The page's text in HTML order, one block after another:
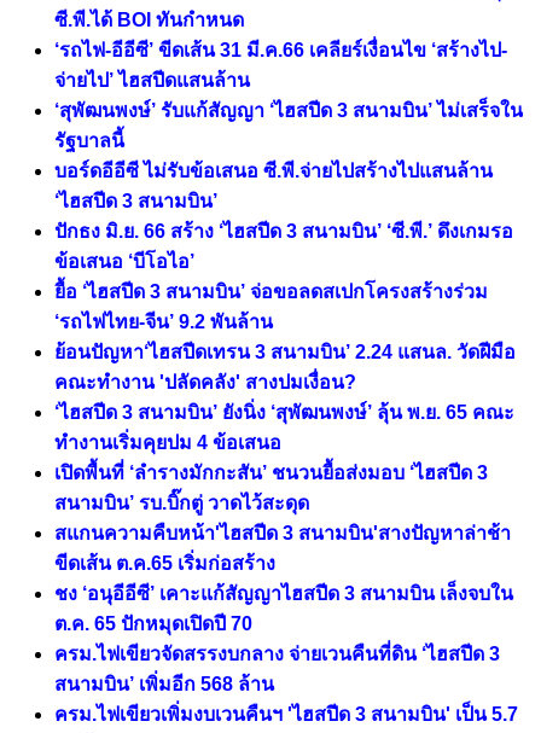
ซี.พี.ได้ BOI ทันกำหนด
‘รถไฟ-อีอีซี’ ขีดเส้น 31 มี.ค.66 เคลียร์เงื่อนไข ‘สร้างไป-
จ่ายไป’ ไฮสปีดแสนล้าน
‘สุพัฒนพงษ์’ รับแก้สัญญา ‘ไฮสปีด 3 สนามบิน’ ไม่เสร็จใน
รัฐบาลนี้
บอร์ดอีอีซี ไม่รับข้อเสนอ ซี.พี.จ่ายไปสร้างไปแสนล้าน
‘ไฮสปีด 3 สนามบิน’
ปักธง มิ.ย. 66 สร้าง ‘ไฮสปีด 3 สนามบิน’ ‘ซี.พี.’ ดึงเกมรอ
ข้อเสนอ ‘บีโอไอ’
ยื้อ ‘ไฮสปีด 3 สนามบิน’ จ่อขอลดสเปกโครงสร้างร่วม
‘รถไฟไทย-จีน’ 9.2 พันล้าน
ย้อนปัญหา‘ไฮสปีดเทรน 3 สนามบิน’ 2.24 แสนล. วัดฝีมือ
คณะทำงาน 'ปลัดคลัง' สางปมเงื่อน?
‘ไฮสปีด 3 สนามบิน’ ยังนิ่ง ‘สุพัฒนพงษ์’ ลุ้น พ.ย. 65 คณะ
ทำงานเริ่มคุยปม 4 ข้อเสนอ
เปิดพื้นที่ ‘ลำรางมักกะสัน’ ชนวนยื้อส่งมอบ ‘ไฮสปีด 3
สนามบิน’ รบ.บิ๊กตู่ วาดไว้สะดุด
สแกนความคืบหน้า'ไฮสปีด 3 สนามบิน'สางปัญหาล่าช้า
ขีดเส้น ต.ค.65 เริ่มก่อสร้าง
ชง ‘อนุอีอีซี’ เคาะแก้สัญญาไฮสปีด 3 สนามบิน เล็งจบใน
ต.ค. 65 ปักหมุดเปิดปี 70
ครม.ไฟเขียวจัดสรรงบกลาง จ่ายเวนคืนที่ดิน ‘ไฮสปีด 3
สนามบิน’ เพิ่มอีก 568 ล้าน
ครม.ไฟเขียวเพิ่มงบเวนคืนฯ 'ไฮสปีด 3 สนามบิน' เป็น 5.7